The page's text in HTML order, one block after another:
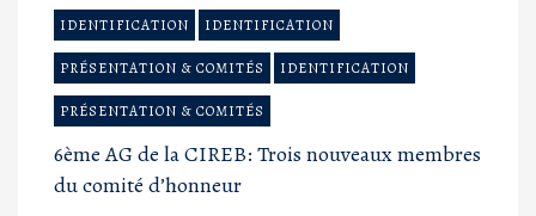
IDENTIFICATION IDENTIFICATION
PRÉSENTATION & COMITÉS IDENTIFICATION
PRÉSENTATION & COMITÉS
6ème AG de la CIREB: Trois nouveaux membres
du comité d’honneur